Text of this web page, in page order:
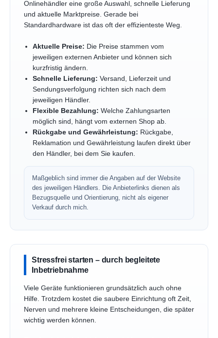
Onlinehändler eine große Auswahl, schnelle Lieferung
und aktuelle Marktpreise. Gerade bei
Standardhardware ist das oft der effizienteste Weg.
Aktuelle Preise: Die Preise stammen vom
jeweiligen externen Anbieter und können sich
kurzfristig ändern.
Schnelle Lieferung: Versand, Lieferzeit und
Sendungsverfolgung richten sich nach dem
jeweiligen Händler.
Flexible Bezahlung: Welche Zahlungsarten
möglich sind, hängt vom externen Shop ab.
Rückgabe und Gewährleistung: Rückgabe,
Reklamation und Gewährleistung laufen direkt über
den Händler, bei dem Sie kaufen.
Maßgeblich sind immer die Angaben auf der Website
des jeweiligen Händlers. Die Anbieterlinks dienen als
Bezugsquelle und Orientierung, nicht als eigener
Verkauf durch mich.
Stressfrei starten – durch begleitete
Inbetriebnahme
Viele Geräte funktionieren grundsätzlich auch ohne
Hilfe. Trotzdem kostet die saubere Einrichtung oft Zeit,
Nerven und mehrere kleine Entscheidungen, die später
wichtig werden können.